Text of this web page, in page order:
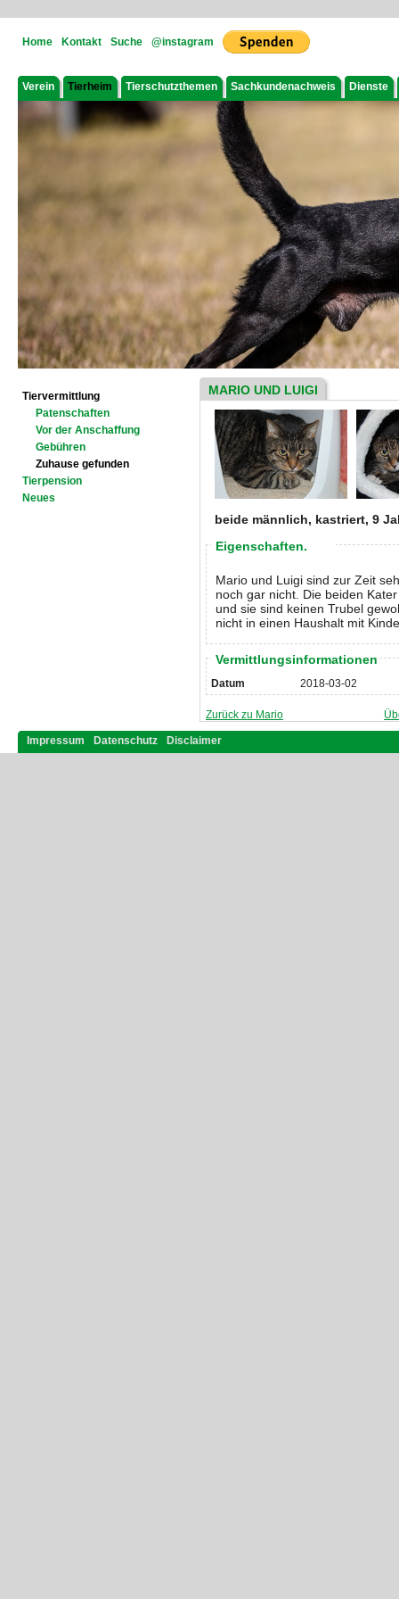
Home Kontakt Suche @instagram
Verein Tierheim Tierschutzthemen Sachkundenachweis Dienste
Tiervermittlung
Patenschaften
Vor der Anschaffung
Gebühren
Zuhause gefunden
Tierpension
Neues
MARIO UND LUIGI
beide männlich, kastriert, 9
Eigenschaften.
Mario und Luigi sind zur Zeit
noch gar nicht. Die beiden
und sie sind keinen Trubel
nicht in einen Haushalt mit
Vermittlungsinformationen
Datum 2018-03-02
Zurück zu Mario
Impressum Datenschutz Disclaimer